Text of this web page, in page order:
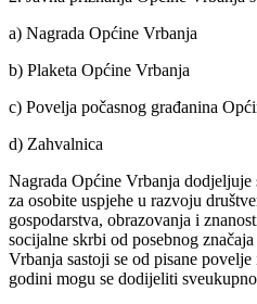
a) Nagrada Općine Vrbanja
b) Plaketa Općine Vrbanja
c) Povelja počasnog građanina
d) Zahvalnica
Nagrada Općine Vrbanja
za osobite uspjehe u razvoju
gospodarstva, obrazovanja i
socijalne skrbi od posebnog
Vrbanja sastoji se od pisane
godini mogu se dodijeliti